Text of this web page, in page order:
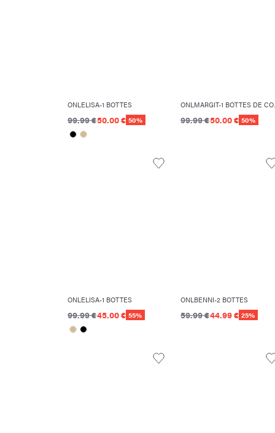
ONLELISA-1 BOTTES
99.99 €50.00 € 50% 99.99 €50.00 € 50%
ONLELISA-1 BOTTES
99.99 €45.00 € 55%
ONLBENNI-2 BOTTES
59.99 €44.99 € 25%